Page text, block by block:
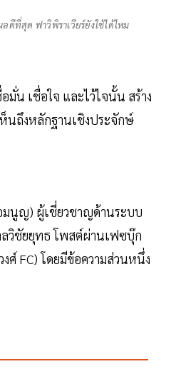
ดีที่สุด ฟาวิพิราเวียร์ยังใช้ได้ไหม
อมั่น เชื่อใจ และไว้ไจนั้น สร้าง
นถึงหลักฐานเชิงประจักษ์
นูญ) ผู้เชี่ยวชาญด้านระบบ
ลวิชัยยุทธ โพสต์ผ่านเฟซบุ๊ก
ศ์ FC) โดยมีข้อความส่วนหนึ่ง